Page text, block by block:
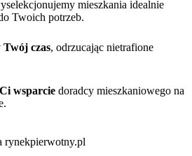
mieszkania idealnie
Twoich potrzeb.
Twój czas, odrzucając nietrafione
wsparcie doradcy mieszkaniowego na
rynekpierwotny.pl